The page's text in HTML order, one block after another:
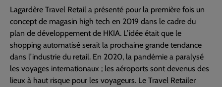
Lagardère Travel Retail a présenté pour la première fois un
concept de magasin high tech en 2019 dans le cadre du
plan de développement de HKIA. L’idée était que le
shopping automatisé serait la prochaine grande tendance
dans l’industrie du retail. En 2020, la pandémie a paralysé
les voyages internationaux ; les aéroports sont devenus des
lieux à haut risque pour les voyageurs. Le Travel Retailer